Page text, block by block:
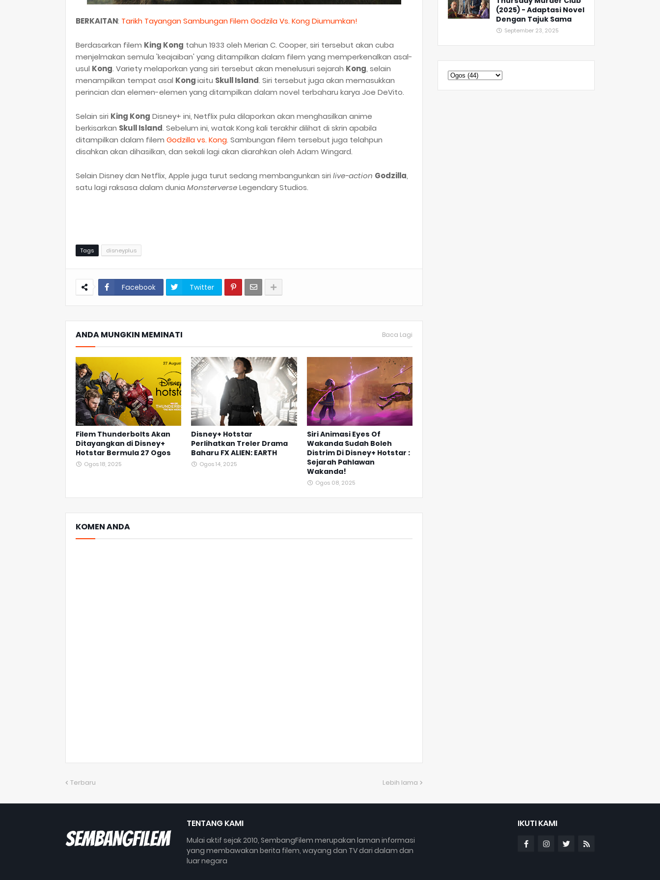
BERKAITAN: Tarikh Tayangan Sambungan Filem Godzila Vs. Kong Diumumkan!
Berdasarkan filem King Kong tahun 1933 oleh Merian C. Cooper, siri tersebut akan cuba
menjelmakan semula 'keajaiban' yang ditampilkan dalam filem yang memperkenalkan asal-
usul Kong. Variety melaporkan yang siri tersebut akan menelusuri sejarah Kong, selain
menampilkan tempat asal Kongiaitu Skull Island. Siri tersebut juga akan memasukkan
perincian dan elemen-elemen yang ditampilkan dalam novel terbaharu karya Joe DeVito.
Selain siri King Kong Disney+ ini, Netflix pula dilaporkan akan menghasilkan anime
berkisarkan Skull Island. Sebelum ini, watak Kong kali terakhir dilihat di skrin apabila
ditampilkan dalam filem Godzilla vs. Kong. Sambungan filem tersebut juga telahpun
disahkan akan dihasilkan, dan sekali lagi akan diarahkan oleh Adam Wingard.
Selain Disney dan Netflix, Apple juga turut sedang membangunkan siri live-action Godzilla,
satu lagi raksasa dalam dunia MonsterverseLegendary Studios.
Tags disneyplus
Facebook Twitter
ANDA MUNGKIN MEMINATI Baca Lagi
Filem Thunderbolts Akan
Ditayangkan di Disney+
Hotstar Bermula 27 Ogos
Ogos 18, 2025
Disney+ Hotstar
Perlihatkan Treler Drama
Baharu FX ALIEN: EARTH
Ogos 14, 2025
Siri Animasi Eyes Of
Wakanda Sudah Boleh
Distrim Di Disney+ Hotstar :
Sejarah Pahlawan
Wakanda!
Ogos 08, 2025
KOMEN ANDA
Terbaru Lebih lama
(2025) - Adaptasi Novel
Dengan Tajuk Sama
September 23, 2025
TENTANG KAMI
Mulai aktif sejak 2010, SembangFilem merupakan laman informasi
yang membawakan berita filem, wayang dan TV dari dalam dan
luar negara
IKUTI KAMI